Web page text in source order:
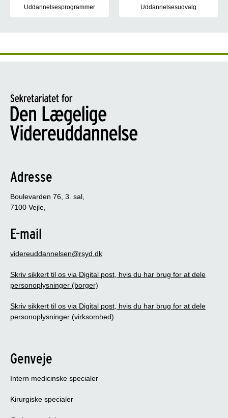
Uddannelsesprogrammer Uddannelsesudvalg
Adresse
Boulevarden 76, 3. sal,
7100 Vejle,
E-mail
videreuddannelsen@rsyd.dk
Skriv sikkert til os via Digital post, hvis du har brug for at dele
personoplysninger (borger)
Skriv sikkert til os via Digital post, hvis du har brug for at dele
personoplysninger (virksomhed)
Genveje
Intern medicinske specialer
Kirurgiske specialer